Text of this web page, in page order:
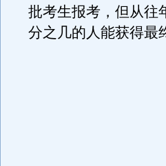
批考生报考，但从往
分之几的人能获得最